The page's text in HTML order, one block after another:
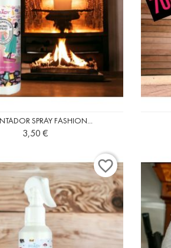
SPRAY FASHION...
Precio
3,50 €
favorite_border